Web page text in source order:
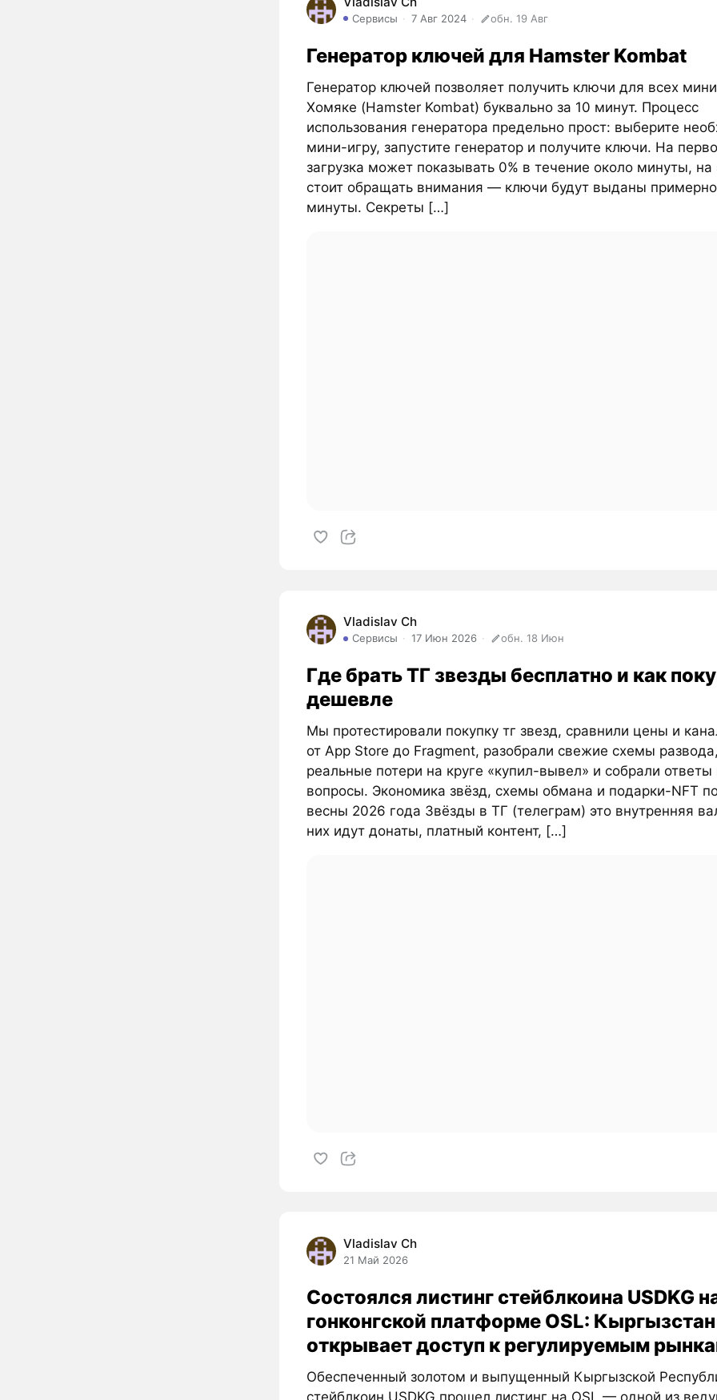
Сервисы 7 Авг 2024 обн. 19 Авг
Генератор ключей для Hamster Kombat
Генератор ключей позволяет получить ключи для всех
Хомяке (Hamster Kombat) буквально за 10 минут. Процесс
использования генератора предельно прост: выберите
мини-игру, запустите генератор и получите ключи. На
загрузка может показывать 0% в течение около минуты, на
стоит обращать внимания — ключи будут выданы
минуты. Секреты […]
Vladislav Ch
Сервисы 17 Июн 2026 обн. 18 Июн
Где брать ТГ звезды бесплатно и как
дешевле
Мы протестировали покупку тг звезд, сравнили цены и
от App Store до Fragment, разобрали свежие схемы
реальные потери на круге «купил-вывел» и собрали ответы
вопросы. Экономика звёзд, схемы обмана и подарки-NFT
весны 2026 года Звёзды в ТГ (телеграм) это внутренняя
них идут донаты, платный контент, […]
Vladislav Ch
21 Май 2026
Состоялся листинг стейблкоина USDKG
гонконгской платформе OSL: Кыргызстан
открывает доступ к регулируемым
Обеспеченный золотом и выпущенный Кыргызской
стейблкоин USDKG прошел листинг на OSL — одной из